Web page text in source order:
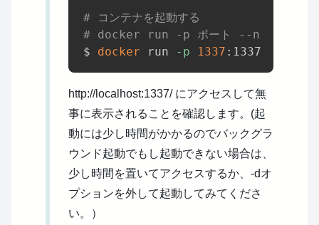
# コンテナを起動する
# docker run -p ポート --name コンテ
$ docker run -p 1337 :1337
http://localhost:1337/ にアクセスして無
事に表示されることを確認します。(起
動には少し時間がかかるのでバックグラ
ウンド起動でもし起動できない場合は、
少し時間を置いてアクセスするか、-dオ
プションを外して起動してみてくださ
い。）